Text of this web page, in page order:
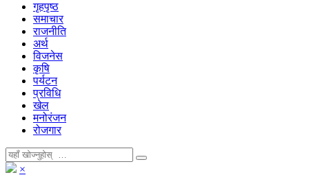
गृहपृष्ठ
समाचार
राजनीति
अर्थ
विजनेस
कृषि
पर्यटन
प्रविधि
खेल
मनोरंजन
रोजगार
×